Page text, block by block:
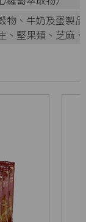
物、牛奶及蛋製
、堅果類、芝麻